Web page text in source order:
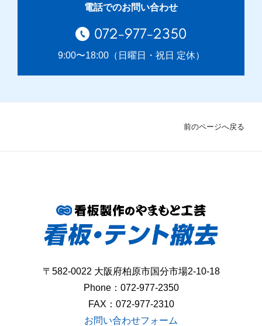
電話でのお問い合わせ
072-977-2350
9:00〜18:00（日曜日・祝日 定休）
前のページへ戻る
〒582-0022 大阪府柏原市国分市場2-10-18
Phone： 072-977-2350
FAX：072-977-2310
お問い合わせフォーム